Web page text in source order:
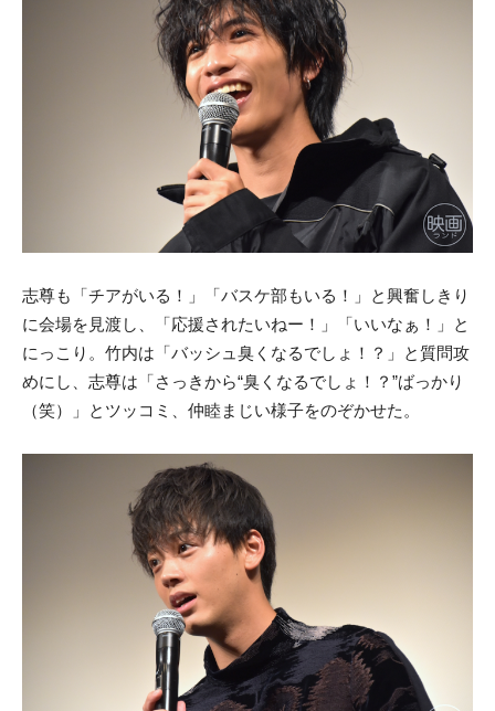
志尊も「チアがいる！」「バスケ部もいる！」と興奮しきり
に会場を見渡し、「応援されたいねー！」「いいなぁ！」と
にっこり。竹内は「バッシュ臭くなるでしょ！？」と質問攻
めにし、志尊は「さっきから“臭くなるでしょ！？”ばっかり
（笑）」とツッコミ、仲睦まじい様子をのぞかせた。